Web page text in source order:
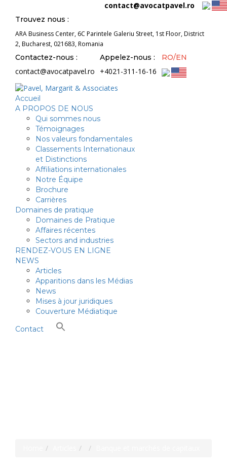
contact@avocatpavel.ro
Trouvez nous :
ARA Business Center, 6C Parintele Galeriu Street, 1st Floor, District
2, Bucharest, 021683, Romania
Contactez-nous :
contact@avocatpavel.ro
Appelez-nous :
+4021-311-16-16
RO/EN
Accueil
A PROPOS DE NOUS
Qui sommes nous
Témoignages
Nos valeurs fondamentales
Classements Internationaux
et Distinctions
Affiliations internationales
Notre Équipe
Brochure
Carrières
Domaines de pratique
Domaines de Pratique
Affaires récentes
Sectors and industries
RENDEZ-VOUS EN LIGNE
NEWS
Articles
Apparitions dans les Médias
News
Mises à jour juridiques
Couverture Médiatique
Contact